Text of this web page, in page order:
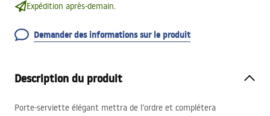
Expédition après-demain.
Demander des informations sur le produit
Description du produit
Porte-serviette élégant mettra de l’ordre et complétera